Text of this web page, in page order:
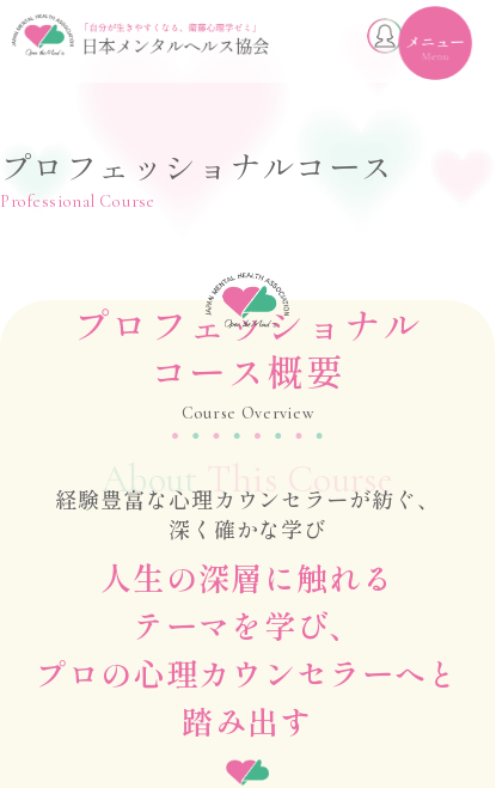
toggle
navigation
プロフェッショナルコース
Professional Course
プロフェッショナル
コース概要
Course Overview
AboutThis Course
経験豊富な心理カウンセラーが紡ぐ、
深く確かな学び
人生の深層に触れる
テーマを学び、
プロの心理カウンセラーへと
踏み出す